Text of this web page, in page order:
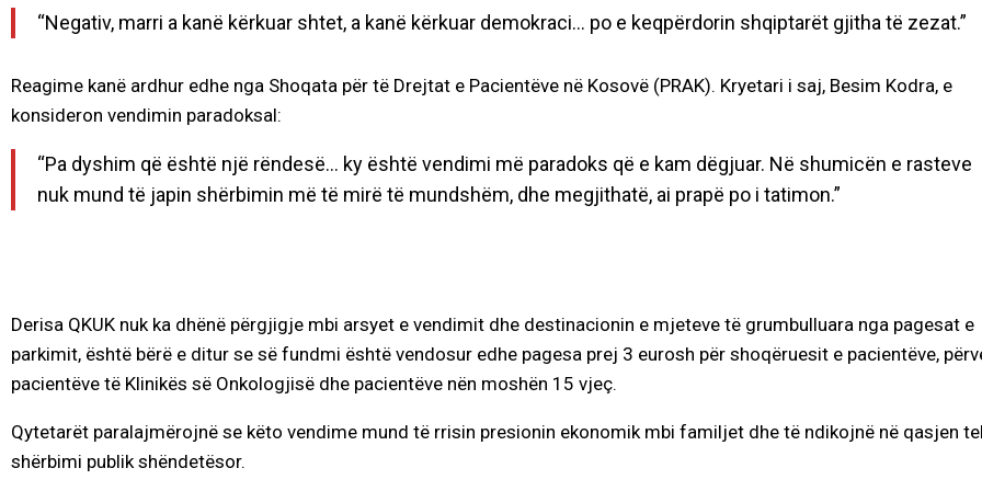
“Negativ, marri a kanë kërkuar shtet, a kanë kërkuar demokraci… po e keqpërdorin shqiptarët gjitha të zezat.”
Reagime kanë ardhur edhe nga Shoqata për të Drejtat e Pacientëve në Kosovë (PRAK). Kryetari i saj, Besim Kodra, e
konsideron vendimin paradoksal:
“Pa dyshim që është një rëndesë… ky është vendimi më paradoks që e kam dëgjuar. Në shumicën e rasteve
nuk mund të japin shërbimin më të mirë të mundshëm, dhe megjithatë, ai prapë po i tatimon.”
Derisa QKUK nuk ka dhënë përgjigje mbi arsyet e vendimit dhe destinacionin e mjeteve të grumbulluara nga pagesat e
parkimit, është bërë e ditur se së fundmi është vendosur edhe pagesa prej 3 eurosh për shoqëruesit e pacientëve,
pacientëve të Klinikës së Onkologjisë dhe pacientëve nën moshën 15 vjeç.
Qytetarët paralajmërojnë se këto vendime mund të rrisin presionin ekonomik mbi familjet dhe të ndikojnë në qasjen
shërbimi publik shëndetësor.